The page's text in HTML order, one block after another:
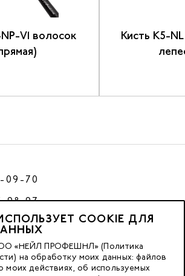
V1 волосок
Кисть K5-
09-70
98-97
COOKIE ДЛЯ
«НЕЙЛ ПРОФЕШНЛ» (Политика
на обработку моих данных: файлов
моих действиях, об используемых